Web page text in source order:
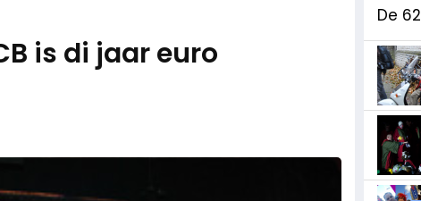
is di jaar euro
De 62